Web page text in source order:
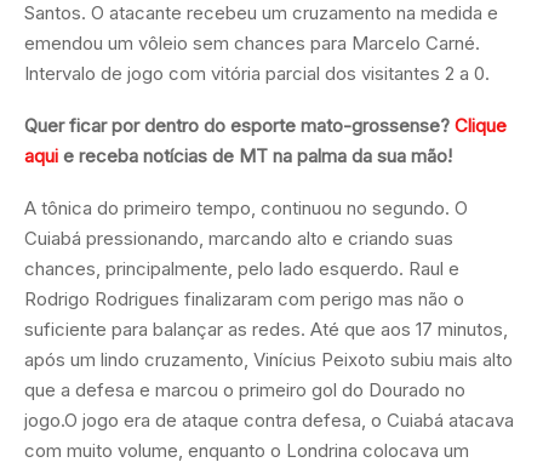
Santos. O atacante recebeu um cruzamento na medida e
emendou um vôleio sem chances para Marcelo Carné.
Intervalo de jogo com vitória parcial dos visitantes 2 a 0.
Quer ficar por dentro do esporte mato-grossense? Clique
aqui e receba notícias de MT na palma da sua mão!
A tônica do primeiro tempo, continuou no segundo. O
Cuiabá pressionando, marcando alto e criando suas
chances, principalmente, pelo lado esquerdo. Raul e
Rodrigo Rodrigues finalizaram com perigo mas não o
suficiente para balançar as redes. Até que aos 17 minutos,
após um lindo cruzamento, Vinícius Peixoto subiu mais alto
que a defesa e marcou o primeiro gol do Dourado no
jogo.O jogo era de ataque contra defesa, o Cuiabá atacava
com muito volume, enquanto o Londrina colocava um